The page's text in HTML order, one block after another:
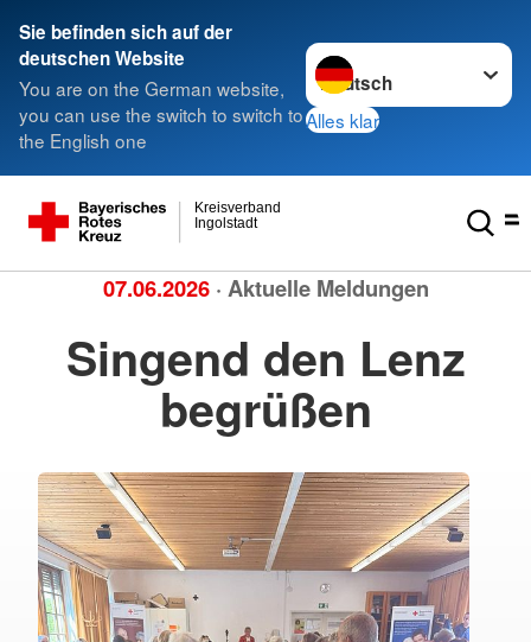
Sie befinden sich auf der
deutschen Website
You are on the German website,
you can use the switch to switch to
the English one
Sprache wechseln zu
Alles klar
Ingolstadt
Kreisverband
07.06.2026 · Aktuelle Meldungen
Singend den Lenz
begrüßen